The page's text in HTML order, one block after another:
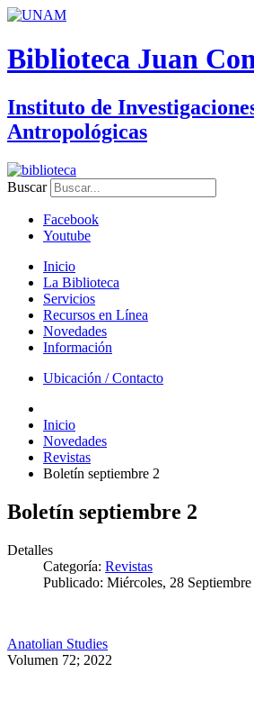
Biblioteca Juan
Instituto de
Antropológicas
Buscar
Facebook
Youtube
Inicio
La Biblioteca
Servicios
Recursos en Línea
Novedades
Información
Ubicación / Contacto
Inicio
Novedades
Revistas
Boletín septiembre 2
Boletín septiembre 2
Detalles
Categoría: Revistas
Publicado: Miércoles, 28
Anatolian Studies
Volumen 72; 2022